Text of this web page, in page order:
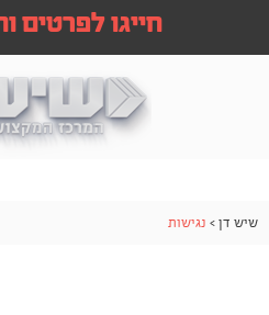
חייגו לפרטים
שיש דן> נגישות